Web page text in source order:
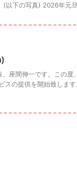
(以下の写真) 2026年
座間伸一です。この
スの提供を開始致しま